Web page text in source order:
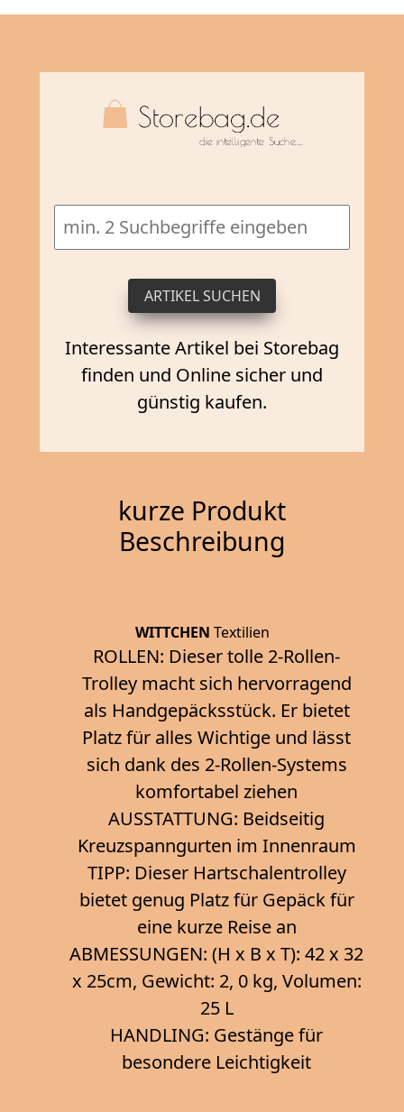
Interessante Artikel bei Storebag
finden und Online sicher und
günstig kaufen.
kurze Produkt
Beschreibung
WITTCHEN Textilien
ROLLEN: Dieser tolle 2-Rollen-
Trolley macht sich hervorragend
als Handgepäcksstück. Er bietet
Platz für alles Wichtige und lässt
sich dank des 2-Rollen-Systems
komfortabel ziehen
AUSSTATTUNG: Beidseitig
Kreuzspanngurten im Innenraum
TIPP: Dieser Hartschalentrolley
bietet genug Platz für Gepäck für
eine kurze Reise an
ABMESSUNGEN: (H x B x T): 42 x 32
x 25cm, Gewicht: 2, 0 kg, Volumen:
25 L
HANDLING: Gestänge für
besondere Leichtigkeit